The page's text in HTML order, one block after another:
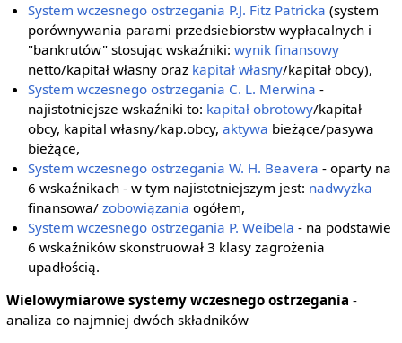
System wczesnego ostrzegania P.J. Fitz Patricka (system
porównywania parami przedsiebiorstw wypłacalnych i
"bankrutów" stosując wskaźniki:wynik finansowy
netto/kapitał własny oraz kapitał własny/kapitał obcy),
System wczesnego ostrzegania C. L. Merwina -
najistotniejsze wskaźniki to: kapitał obrotowy/kapitał
obcy, kapital własny/kap.obcy,aktywa bieżące/pasywa
bieżące,
System wczesnego ostrzegania W. H. Beavera - oparty na
6 wskaźnikach - w tym najistotniejszym jest: nadwyżka
finansowa/zobowiązania ogółem,
System wczesnego ostrzegania P. Weibela - na podstawie
6 wskaźników skonstruował 3 klasy zagrożenia
upadłością.
Wielowymiarowe systemy wczesnego ostrzegania -
analiza co najmniej dwóch składników